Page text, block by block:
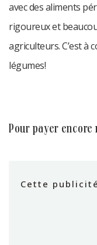
avec des aliments
rigoureux et
agriculteurs. C’est à
légumes!
pour payer